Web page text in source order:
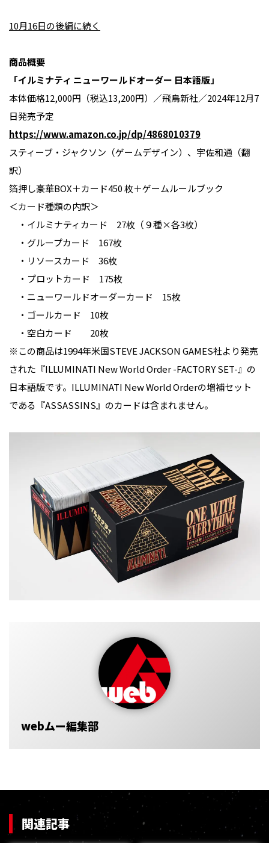
10月16日の後編に続く
商品概要
「イルミナティ ニューワールドオーダー 日本語版」
本体価格12,000円（税込13,200円）／飛鳥新社／2024年12月7
日発売予定
https://www.amazon.co.jp/dp/4868010379
スティーブ・ジャクソン（ゲームデザイン）、宇佐和通（翻
訳）
箔押し豪華BOX＋カード450 枚＋ゲームルールブック
＜カード種類の内訳＞
・イルミナティカード 27枚（９種×各3枚）
・グループカード 167枚
・リソースカード 36枚
・プロットカード 175枚
・ニューワールドオーダーカード 15枚
・ゴールカード 10枚
・空白カード 20枚
※この商品は1994年米国STEVE JACKSON GAMES社より発売
された『ILLUMINATI New World Order -FACTORY SET-』の
日本語版です。ILLUMINATI New World Orderの増補セット
である『ASSASSINS』のカードは含まれません。
webムー編集部
関連記事